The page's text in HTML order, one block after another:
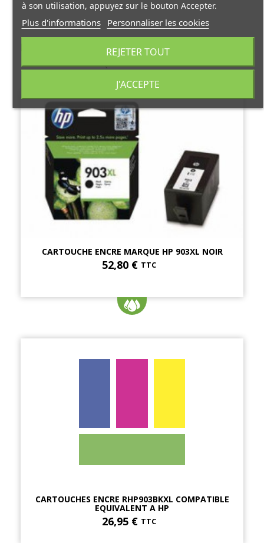
Produits associés - PACK CARTOUCHE
ENCRE MARQUE HP 903 BK/C/M/Y
CARTOUCHE ENCRE MARQUE HP 903XL NOIR
52,80 € TTC
CARTOUCHES ENCRE RHP903BKXL COMPATIBLE
EQUIVALENT A HP
26,95 € TTC
à son utilisation, appuyez sur le bouton Accepter.
Plus d'informations Personnaliser les cookies
REJETER TOUT
J'ACCEPTE